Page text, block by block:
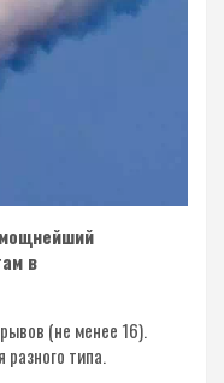
в
(не менее 16).
типа.